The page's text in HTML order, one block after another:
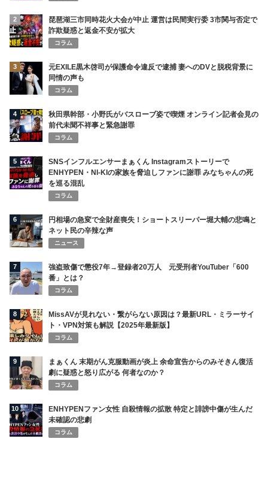
2
琵琶湖三市同時花火大会が中止 運営は民間実行委 3市関与否定で
詐欺疑惑と返金不安が拡大
コラム
3
元EXILE黒木啓司が保護命令違反で逮捕 妻へのDVと脱税背景に
同情の声も
コラム
4
秋田県幹部・小野氏がバスローブ姿で喫煙 オンライン記者会見の
前代未聞不祥事と緊急謝罪
コラム
5
SNSインフルエンサーまぁくん Instagramストーリーで
ENHYPEN・NI-KIの家族を脅迫しファンに謝罪 みなちゃんの死
を巡る混乱
コラム
6
円相場の急変で全財産喪失！ショートスリーパー堀大輔の悲鳴と
ネット民の辛辣な声
ニュース
7
強盗致傷で懲役7年→登録者20万人 元受刑者YouTuber「600
番」とは？
コラム
8
MissAVが見れない・繋がらない原因は？最新URL・ミラーサイ
ト・VPN対策も解説【2025年最新版】
コラム
9
まぁくん 末期がん克服動画が炎上 余命宣告からのみそきん復活
劇に疑惑と怒り広がる 何者なのか？
コラム
10
ENHYPENファン女性 自殺情報の拡散 特定と誹謗中傷が生んだ
未確認の悲劇
コラム